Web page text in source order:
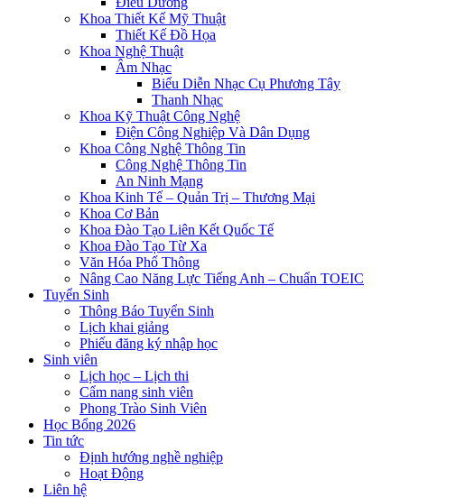
Khoa Thiết Kế Mỹ Thuật
Thiết Kế Đồ Họa
Khoa Nghệ Thuật
Âm Nhạc
Biểu Diễn Nhạc Cụ Phương Tây
Thanh Nhạc
Khoa Kỹ Thuật Công Nghệ
Điện Công Nghiệp Và Dân Dụng
Khoa Công Nghệ Thông Tin
Công Nghệ Thông Tin
An Ninh Mạng
Khoa Kinh Tế – Quản Trị – Thương Mại
Khoa Cơ Bản
Khoa Đào Tạo Liên Kết Quốc Tế
Khoa Đào Tạo Từ Xa
Văn Hóa Phổ Thông
Nâng Cao Năng Lực Tiếng Anh – Chuẩn TOEIC
Tuyển Sinh
Thông Báo Tuyển Sinh
Lịch khai giảng
Phiếu đăng ký nhập học
Sinh viên
Lịch học – Lịch thi
Cẩm nang sinh viên
Phong Trào Sinh Viên
Học Bổng 2026
Tin tức
Định hướng nghề nghiệp
Hoạt Động
Liên hệ